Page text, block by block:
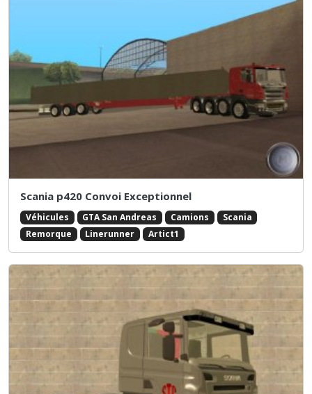
Scania p420 Convoi Exceptionnel
Véhicules GTA San Andreas Camions
Scania
Remorque
Linerunner Artict1